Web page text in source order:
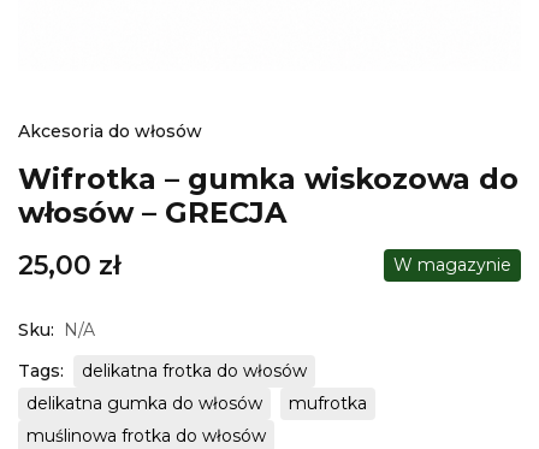
Akcesoria do włosów
Wifrotka – gumka wiskozowa do
włosów – GRECJA
25,00 zł W magazynie
Sku:
N/A
Tags:
delikatna frotka do włosów
delikatna gumka do włosów
mufrotka
muślinowa frotka do włosów